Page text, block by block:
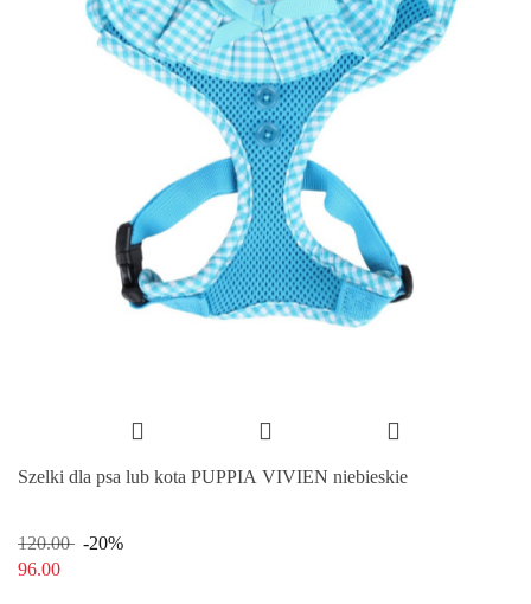
Szelki dla psa lub kota PUPPIA VIVIEN niebieskie
120.00
-20%
96.00